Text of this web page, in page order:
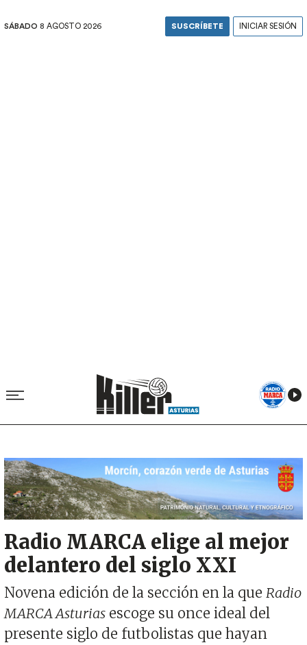
SÁBADO 8 AGOSTO 2026 SUSCRÍBETE INICIAR SESIÓN
Image
Radio MARCA elige al mejor
delantero del siglo XXI
Novena edición de la sección en la que Radio
MARCA Asturias escoge su once ideal del
presente siglo de futbolistas que hayan